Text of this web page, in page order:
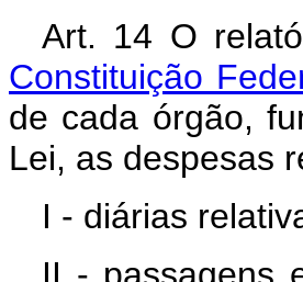
Art. 14 O
Constituição
de cada órgão,
Lei, as despesas
I - diárias